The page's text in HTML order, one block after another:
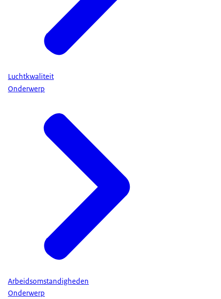
Luchtkwaliteit
Onderwerp
Arbeidsomstandigheden
Onderwerp